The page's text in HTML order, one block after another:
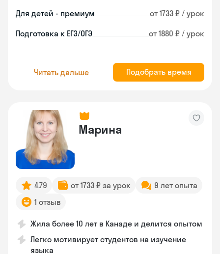
Для детей - премиум от 1733 ₽ / урок
Подготовка к ЕГЭ/ОГЭ от 1880 ₽ / урок
Читать дальше Подобрать время
Марина
4.79 от 1733 ₽ за урок
9 лет опыта
1 отзыв
Жила более 10 лет в Канаде и делится опытом
Легко мотивирует студентов на изучение
языка